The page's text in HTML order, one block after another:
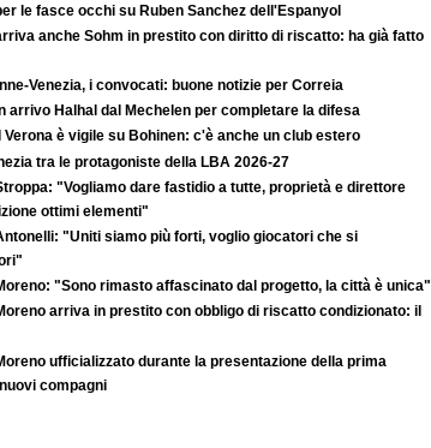
le fasce occhi su Ruben Sanchez dell'Espanyol
anche Sohm in prestito con diritto di riscatto: ha già fatto
Venezia, i convocati: buone notizie per Correia
arrivo Halhal dal Mechelen per completare la difesa
Verona è vigile su Bohinen: c'è anche un club estero
tra le protagoniste della LBA 2026-27
"Vogliamo dare fastidio a tutte, proprietà e direttore
ottimi elementi"
"Uniti siamo più forti, voglio giocatori che si
"Sono rimasto affascinato dal progetto, la città è unica"
arriva in prestito con obbligo di riscatto condizionato: il
ufficializzato durante la presentazione della prima
compagni